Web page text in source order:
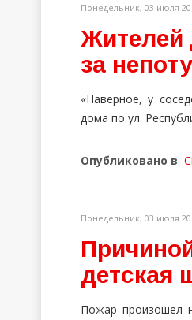
Понедельник, 03 июля
Жителей
за
«Наверное, у
дома по ул.
Опубликовано в
Понедельник, 03 июля
детская
Пожар произошел